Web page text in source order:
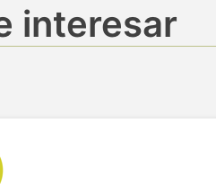
interesar